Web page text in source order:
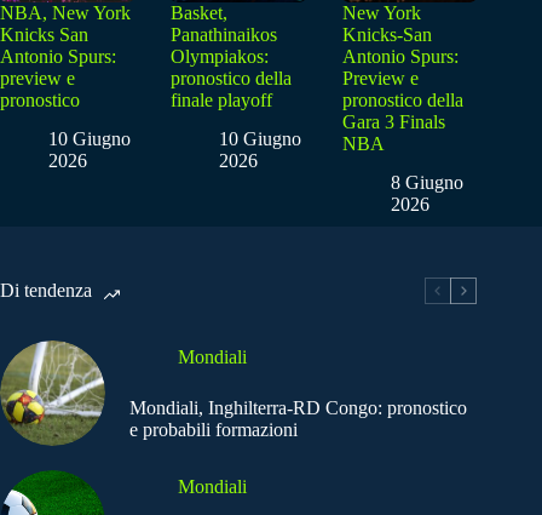
NBA, New York
Knicks San
Antonio Spurs:
preview e
pronostico
10 Giugno
2026
Basket,
Panathinaikos
Olympiakos:
pronostico della
finale playoff
10 Giugno
2026
New York
Knicks-San
Antonio Spurs:
Preview e
pronostico della
Gara 3 Finals
NBA
8 Giugno
2026
Di tendenza
Mondiali
Mondiali, Inghilterra-RD Congo: pronostico
e probabili formazioni
Mondiali